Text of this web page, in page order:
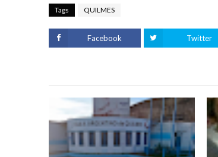
Tags QUILMES
Facebook Twitter